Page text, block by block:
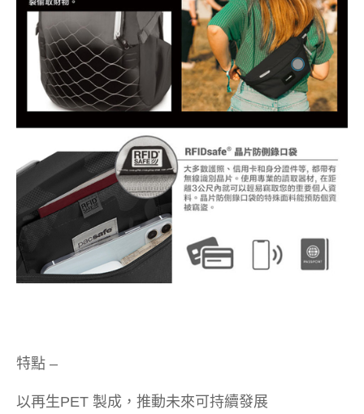
特點 –
以再生PET 製成，推動未來可持續發展